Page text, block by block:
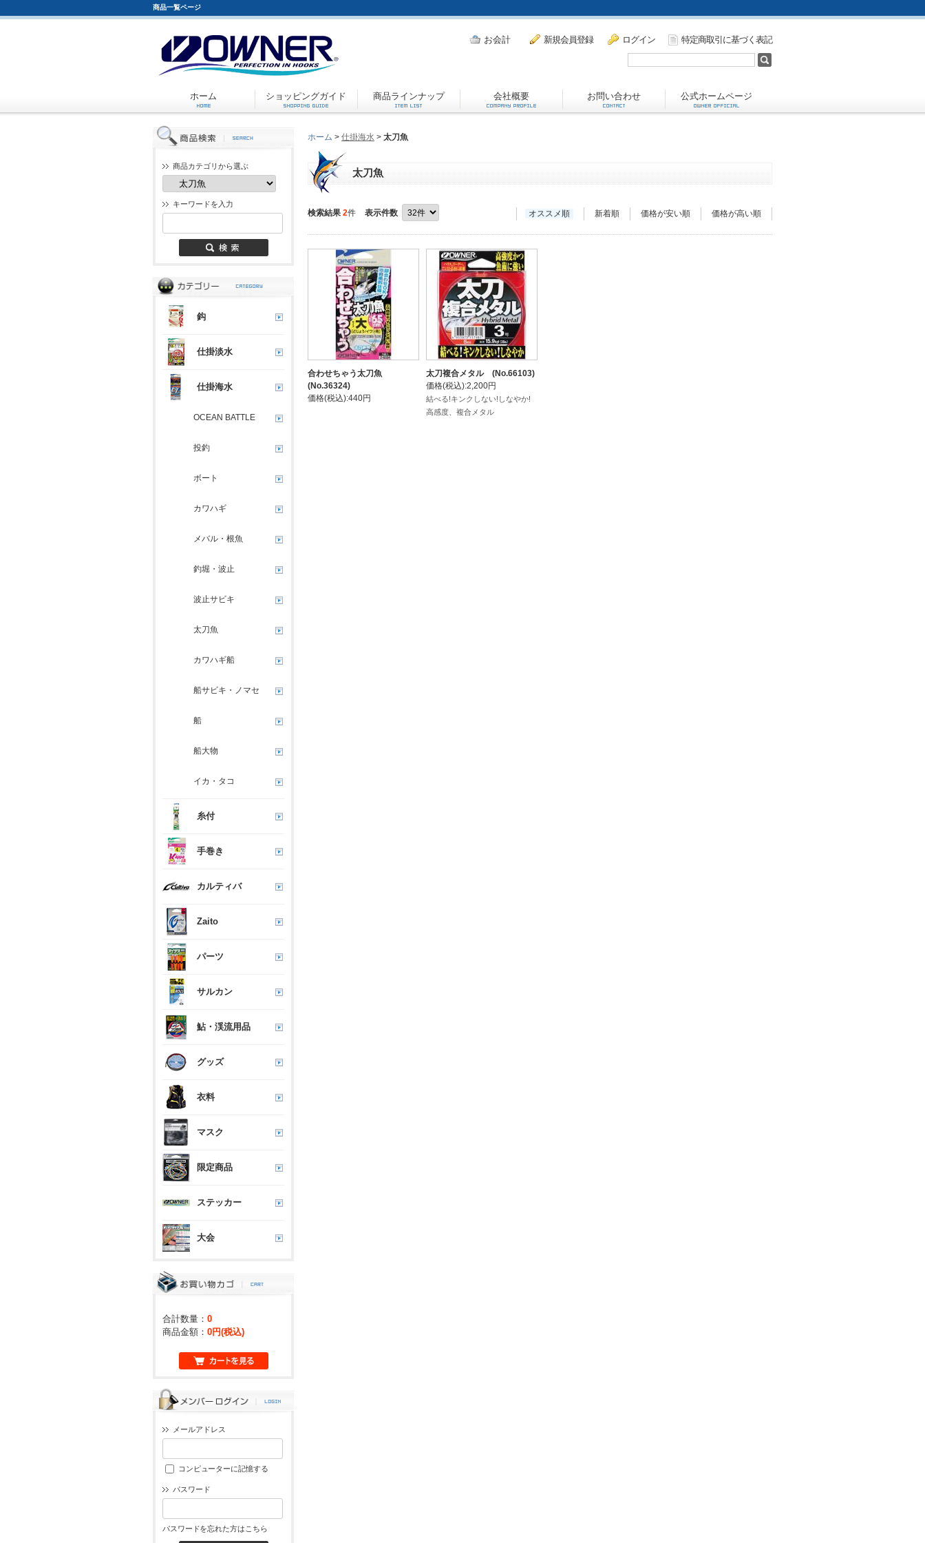
商品一覧ページ
新規会員登録 ログイン 特定商取引に基づく表記
お会計
ホーム ショッピングガイド 商品ラインナップ 会社概要 お問い合わせ 公式ホームページ
商品カテゴリから選ぶ
キーワードを入力
鈎
仕掛淡水
仕掛海水
OCEAN BATTLE
投釣
ボート
カワハギ
メバル・根魚
釣堀・波止
波止サビキ
太刀魚
カワハギ船
船サビキ・ノマセ
船
船大物
イカ・タコ
糸付
手巻き
カルティバ
Zaito
パーツ
サルカン
鮎・渓流用品
グッズ
衣料
マスク
限定商品
ステッカー
大会
合計数量： 0
商品金額： 0円(税込)
メールアドレス
コンピューターに記憶する
パスワード
パスワードを忘れた方はこちら
ホーム > 仕掛海水 > 太刀魚
太刀魚
検索結果 2件 表示件数 オススメ順 新着順 価格が安い順 価格が高い順
合わせちゃう太刀魚
(No.36324)
価格(税込):440円
太刀複合メタル (No.66103)
価格(税込):2,200円
結べる!キンクしない!しなやか!
高感度、複合メタル